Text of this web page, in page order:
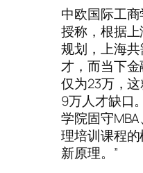
中欧国际工
授称，根据上
规划，上海
才，而当下
仅为23万，
9万人才缺口
学院固守
理培训课程
新原理。”